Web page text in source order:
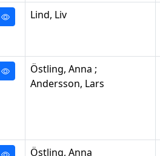
Lind, Liv
Östling, Anna ;
Andersson, Lars
Östling, Anna